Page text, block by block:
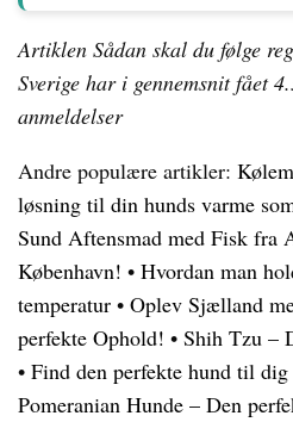
Artiklen Sådan skal du følge
Sverige har i gennemsnit fået
anmeldelser
Andre populære artikler:
løsning til din hunds varme
Sund Aftensmad med Fisk fra
København! • Hvordan man
temperatur • Oplev Sjælland
perfekte Ophold! • Shih Tzu –
• Find den perfekte hund til
Pomeranian Hunde – Den